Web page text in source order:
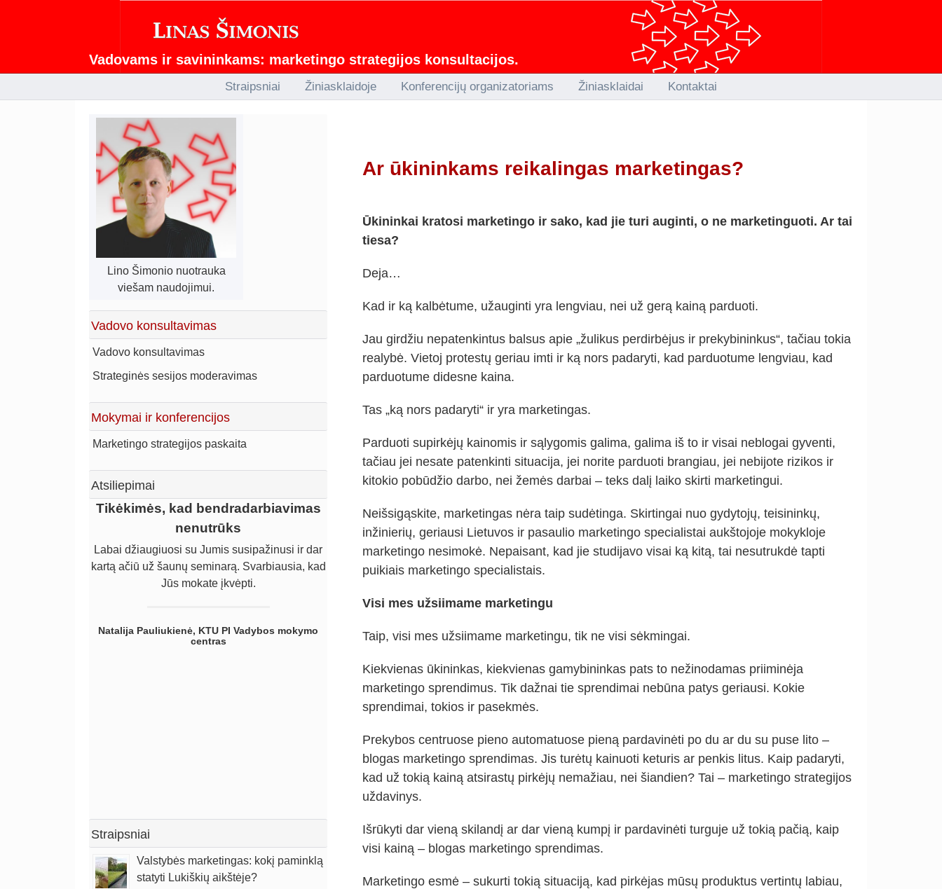
Vadovams ir savininkams: marketingo strategijos konsultacijos.
Straipsniai Žiniasklaidoje Konferencijų organizatoriams Žiniasklaidai Kontaktai
Ar ūkininkams reikalingas marketingas?
Ūkininkai kratosi marketingo ir sako, kad jie turi auginti, o ne marketinguoti. Ar tai
tiesa?
Deja…
Kad ir ką kalbėtume, užauginti yra lengviau, nei už gerą kainą parduoti.
Jau girdžiu nepatenkintus balsus apie „žulikus perdirbėjus ir prekybininkus“, tačiau tokia
realybė. Vietoj protestų geriau imti ir ką nors padaryti, kad parduotume lengviau, kad
parduotume didesne kaina.
Tas „ką nors padaryti“ ir yra marketingas.
Parduoti supirkėjų kainomis ir sąlygomis galima, galima iš to ir visai neblogai gyventi,
tačiau jei nesate patenkinti situacija, jei norite parduoti brangiau, jei nebijote rizikos ir
kitokio pobūdžio darbo, nei žemės darbai – teks dalį laiko skirti marketingui.
Neišsigąskite, marketingas nėra taip sudėtinga. Skirtingai nuo gydytojų, teisininkų,
inžinierių, geriausi Lietuvos ir pasaulio marketingo specialistai aukštojoje mokykloje
marketingo nesimokė. Nepaisant, kad jie studijavo visai ką kitą, tai nesutrukdė tapti
puikiais marketingo specialistais.
Visi mes užsiimame marketingu
Taip, visi mes užsiimame marketingu, tik ne visi sėkmingai.
Kiekvienas ūkininkas, kiekvienas gamybininkas pats to nežinodamas priiminėja
marketingo sprendimus. Tik dažnai tie sprendimai nebūna patys geriausi. Kokie
sprendimai, tokios ir pasekmės.
Prekybos centruose pieno automatuose pieną pardavinėti po du ar du su puse lito –
blogas marketingo sprendimas. Jis turėtų kainuoti keturis ar penkis litus. Kaip padaryti,
kad už tokią kainą atsirastų pirkėjų nemažiau, nei šiandien? Tai – marketingo strategijos
uždavinys.
Išrūkyti dar vieną skilandį ar dar vieną kumpį ir pardavinėti turguje už tokią pačią, kaip
visi kainą – blogas marketingo sprendimas.
Marketingo esmė – sukurti tokią situaciją, kad pirkėjas mūsų produktus vertintų labiau,
Lino Šimonio nuotrauka
viešam naudojimui.
Vadovo konsultavimas
Vadovo konsultavimas
Strateginės sesijos moderavimas
Mokymai ir konferencijos
Marketingo strategijos paskaita
Atsiliepimai
Tikėkimės, kad bendradarbiavimas
nenutrūks
Labai džiaugiuosi su Jumis susipažinusi ir dar
kartą ačiū už šaunų seminarą. Svarbiausia, kad
Jūs mokate įkvėpti.
Natalija Pauliukienė, KTU PI Vadybos mokymo
centras
Gaila, kad per vėlai pradėjome dirbti
su Linu Šimoniu
Gaila, kad per vėlai pradėjome dirbti su Linu
Šimoniu. Kol dirbome patys, uždirbome žymiai
mažiau, negu būtume uždirbę su jo pagalba.
tinkamą veiksmų planą bei pateiktą aiškią
Straipsniai
Valstybės marketingas: kokį paminklą
statyti Lukiškių aikštėje?